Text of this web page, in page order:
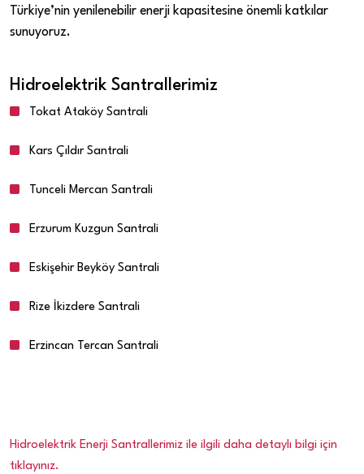
Türkiye’nin yenilenebilir enerji kapasitesine önemli katkılar
sunuyoruz.
Hidroelektrik Santrallerimiz
Tokat Ataköy Santrali
Kars Çıldır Santrali
Tunceli Mercan Santrali
Erzurum Kuzgun Santrali
Eskişehir Beyköy Santrali
Rize İkizdere Santrali
Erzincan Tercan Santrali
Hidroelektrik Enerji Santrallerimiz ile ilgili daha detaylı bilgi için
tıklayınız.